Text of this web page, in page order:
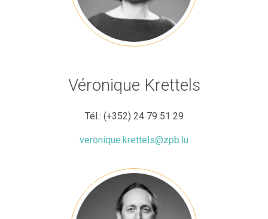
Véronique Krettels
Tél.: (+352) 24 79 51 29
veronique.krettels@zpb.lu